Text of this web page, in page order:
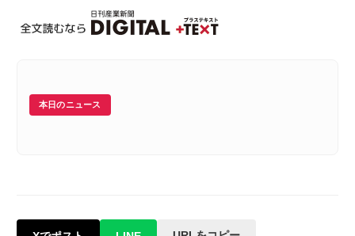
本日のニュース